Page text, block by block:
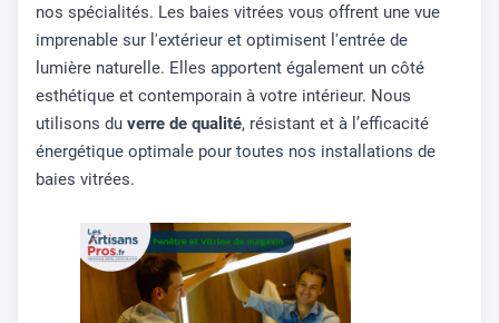
nos spécialités. Les baies vitrées vous offrent une vue
imprenable sur l'extérieur et optimisent l'entrée de
lumière naturelle. Elles apportent également un côté
esthétique et contemporain à votre intérieur. Nous
utilisons du verre de qualité, résistant et à l’efficacité
énergétique optimale pour toutes nos installations de
baies vitrées.